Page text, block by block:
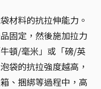
材料的抗拉伸能力。
固定，然後施加拉力
頓/毫米」或「磅/英
袋的抗拉強度越高，
、捆綁等過程中，高